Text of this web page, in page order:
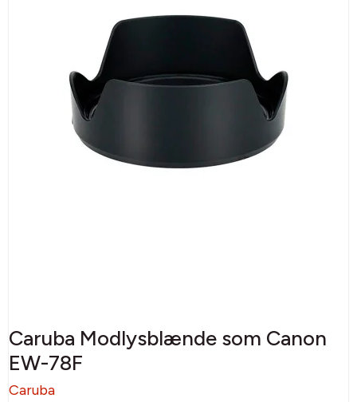
Caruba Modlysblænde som Canon
EW-78F
Caruba